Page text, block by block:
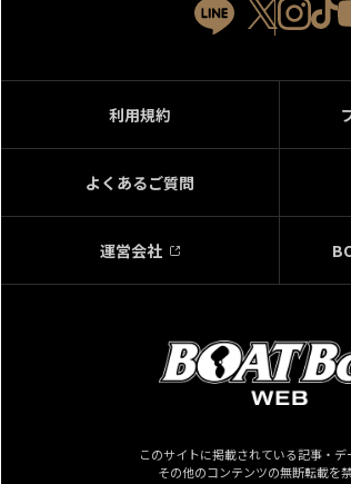
利用規約
よくあるご質問
運営会社
このサイトに掲載されている記事・デ
その他のコンテンツの無断転載を禁